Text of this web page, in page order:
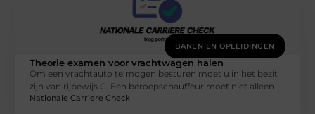
BANEN EN OPLEIDINGEN
Theorie examen voor vrachtwagen halen
Om een vrachtauto te mogen besturen moet u in het bezit
zijn van rijbewijs C. Een beroepschauffeur moet niet alleen
Nationale Carriere Check